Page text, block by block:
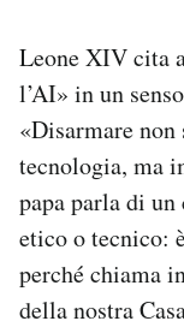
Leone XIV cita
l’AI» in un
«Disarmare
tecnologia, ma
papa parla di
etico o tecnico:
perché chiama
della nostra